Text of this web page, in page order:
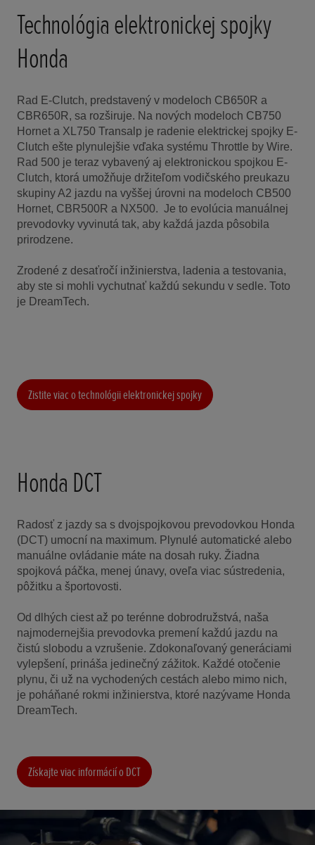
Technológia elektronickej spojky
Honda
Rad E-Clutch, predstavený v modeloch CB650R a
CBR650R, sa rozširuje. Na nových modeloch CB750
Hornet a XL750 Transalp je radenie elektrickej spojky E-
Clutch ešte plynulejšie vďaka systému Throttle by Wire.
Rad 500 je teraz vybavený aj elektronickou spojkou E-
Clutch, ktorá umožňuje držiteľom vodičského preukazu
skupiny A2 jazdu na vyššej úrovni na modeloch CB500
Hornet, CBR500R a NX500. Je to evolúcia manuálnej
prevodovky vyvinutá tak, aby každá jazda pôsobila
prirodzene.
Zrodené z desaťročí inžinierstva, ladenia a testovania,
aby ste si mohli vychutnať každú sekundu v sedle. Toto
je DreamTech.
Zistite viac o technológii elektronickej spojky
Honda DCT
Radosť z jazdy sa s dvojspojkovou prevodovkou Honda
(DCT) umocní na maximum. Plynulé automatické alebo
manuálne ovládanie máte na dosah ruky. Žiadna
spojková páčka, menej únavy, oveľa viac sústredenia,
pôžitku a športovosti.
Od dlhých ciest až po terénne dobrodružstvá, naša
najmodernejšia prevodovka premení každú jazdu na
čistú slobodu a vzrušenie. Zdokonaľovaný generáciami
vylepšení, prináša jedinečný zážitok. Každé otočenie
plynu, či už na vychodených cestách alebo mimo nich,
je poháňané rokmi inžinierstva, ktoré nazývame Honda
DreamTech.
Získajte viac informácií o DCT